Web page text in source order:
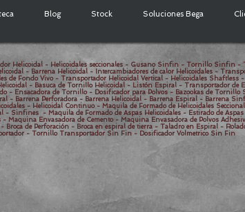
Blog Stock Soluciones Bega
Helicoidal - Helicoidales seccionales - Gusano Sinfin - Tornillo Sinfin -
- Barrena Helicoidal - Intercambiadores de calor Helicoidales -
de Fondo Vivo - Transportador Helicoidal Vertical - Helicoidales Shaftless
- Basuca de Tornillo Helicoidal - Listón Espiral - Transportador de
- Ensacadora de Tornillo - Dosificador para Polvos - Bazookas de
- Barrena Perforadora - Barrena Helicoidal - Barrena Espiral - Barrena
- Helicoidal Continuo - Maquila de Formado de Helicoidales
- Maquila de Formado de Aspas Helicoidales - Estirado de Aspas
Envasadora de Cemento - Maquina Envasadora de Polvos
de Perforación - Broca en espiral de tierra - Taladro en Espiral -
- Tornillo Transportador Sin Fin - Dosificador Volmetrico Sin Fin